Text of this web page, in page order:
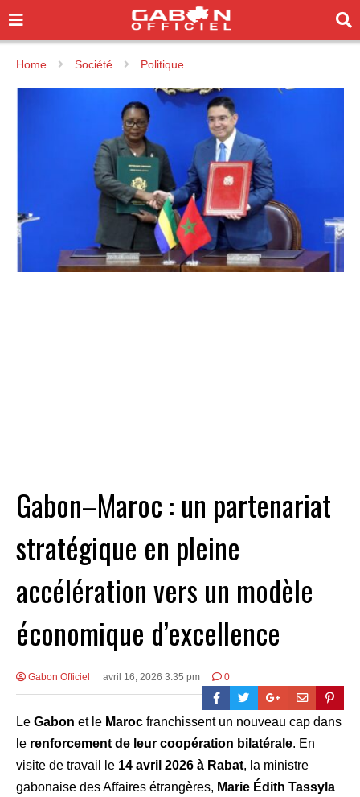
Home Société Politique
Gabon–Maroc : un partenariat
stratégique en pleine
accélération vers un modèle
économique d’excellence
Gabon Officiel avril 16, 2026 3:35 pm 0
Le Gabon et le Maroc franchissent un nouveau cap dans
le renforcement de leur coopération bilatérale. En
visite de travail le 14 avril 2026 à Rabat, la ministre
gabonaise des Affaires étrangères, Marie Édith Tassyla